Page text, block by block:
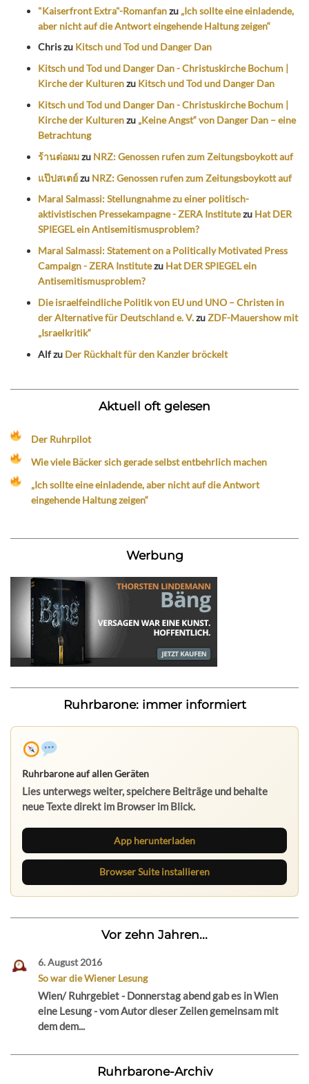
"Kaiserfront Extra"-Romanfanzu „Ich sollte eine einladende,
aber nicht auf die Antwort eingehende Haltung zeigen“
Chriszu Kitsch und Tod und Danger Dan
Kitsch und Tod und Danger Dan - Christuskirche Bochum |
Kirche der Kulturenzu Kitsch und Tod und Danger Dan
Kitsch und Tod und Danger Dan - Christuskirche Bochum |
Kirche der Kulturenzu „Keine Angst“ von Danger Dan – eine
Betrachtung
ร้านต่อผมzu NRZ: Genossen rufen zum Zeitungsboykott auf
แป๊ปสเตย์zu NRZ: Genossen rufen zum Zeitungsboykott auf
Maral Salmassi: Stellungnahme zu einer politisch-
aktivistischen Pressekampagne - ZERA Institutezu Hat DER
SPIEGEL ein Antisemitismusproblem?
Maral Salmassi: Statement on a Politically Motivated Press
Campaign - ZERA Institutezu Hat DER SPIEGEL ein
Antisemitismusproblem?
Die israelfeindliche Politik von EU und UNO – Christen in
der Alternative für Deutschland e. V.zuZDF-Mauershow mit
„Israelkritik“
Alfzu Der Rückhalt für den Kanzler bröckelt
Aktuell oft gelesen
Der Ruhrpilot
Wie viele Bäcker sich gerade selbst entbehrlich machen
„Ich sollte eine einladende, aber nicht auf die Antwort
eingehende Haltung zeigen“
Werbung
Ruhrbarone: immer informiert
Ruhrbarone auf allen Geräten
Lies unterwegs weiter, speichere Beiträge und behalte
neue Texte direkt im Browser im Blick.
App herunterladen
Browser Suite installieren
Vor zehn Jahren...
6. August 2016
So war die Wiener Lesung
Wien/ Ruhrgebiet - Donnerstag abend gab es in Wien
eine Lesung - vom Autor dieser Zeilen gemeinsam mit
dem dem...
Ruhrbarone-Archiv